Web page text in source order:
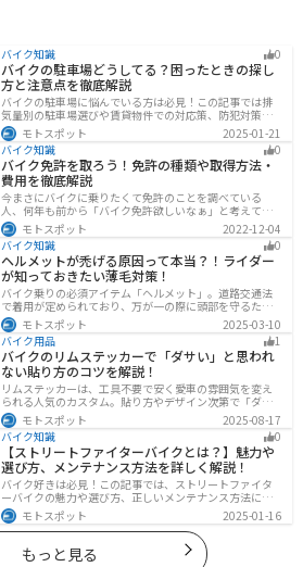
バイク知識 0
バイクの駐車場どうしてる？困ったときの探し
方と注意点を徹底解説
バイクの駐車場に悩んでいる方は必見！この記事では排
気量別の駐車場選びや賃貸物件での対応策、防犯対策を
解説します。実は駐車場の種類やマナーを押さえるだけ
で快適なバイクライフが実現可能です。記事を読み駐車
場探しのコツをぜひチェックしてください。
モトスポット
2025-01-21
バイク知識
0
バイク免許を取ろう！免許の種類や取得方法・
費用を徹底解説
今まさにバイクに乗りたくて免許のことを調べている
人、何年も前から「バイク免許欲しいなぁ」と考えてい
るうちに時間ばかりが経っている人。そんな人々に役立
つ情報を分かりやすくまとめました。バイク免許の種類
や、免許を取るための方法や必要な費用・日数などにつ
いて解説します。
モトスポット
2022-12-04
バイク知識
0
ヘルメットが禿げる原因って本当？！ライダー
が知っておきたい薄毛対策！
バイク乗りの必須アイテム「ヘルメット」。道路交通法
で着用が定められており、万が一の際に頭部を守るため
に被るものです。しかし、「ヘルメットが原因で禿げた
らどうしよう」と心配しているライダーもいるのではな
いでしょうか。ライダーヘルメットが禿げる原因になる
って本当かな・・・ライダーバイクには乗りたいけど抜
け毛が増えたら困る！ライダーツーリング後に髪のボリ
ュームが減った気がするけど、蒸れは禿げる原因にな
る？今回はこのような疑問、お悩みにお答えしていきま
す。薄毛が気になるライダーの方はぜひ最後までご覧く
ださい。モトスポットヘルメットで禿げ
モトスポット
2025-03-10
バイク用品
1
バイクのリムステッカーで「ダサい」と思われ
ない貼り方のコツを解説！
リムステッカーは、工具不要で安く愛車の雰囲気を変え
られる人気のカスタム。貼り方やデザイン次第で「ダサ
い」仕上がりになることも。本記事では失敗例や選び
方、きれいに貼るコツからおすすめ商品まで詳しく紹
介。初心者でも安心して足回りをカッコよくドレスアッ
プできます。
モトスポット
2025-08-17
バイク知識
0
【ストリートファイターバイクとは？】魅力や
選び方、メンテナンス方法を詳しく解説！
バイク好きは必見！この記事では、ストリートファイタ
ーバイクの魅力や選び方、正しいメンテナンス方法につ
いて解説しています。実はストリートファイターバイク
は、個性的なデザインと高い走行性能が魅力です。この
記事を読めば、ストリートファイターバイクの魅力がわ
かります。
モトスポット 2025-01-16
もっと見る